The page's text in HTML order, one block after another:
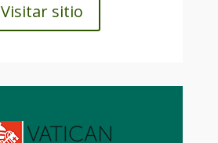
Visitar sitio